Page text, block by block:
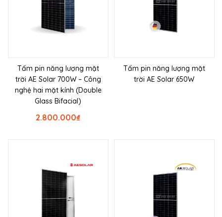
Tấm pin năng lượng mặt
trời AE Solar 700W – Công
nghệ hai mặt kính (Double
Glass Bifacial)
₫
2.800.000
Tấm pin năng lượng mặt
trời AE Solar 650W